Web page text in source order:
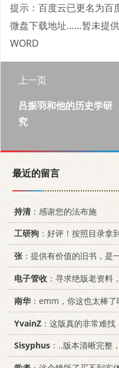
提示：百度云已更名为百
微盘下载地址……暂未提供
WORD
上一页
吕振羽和他的历史学研
究
最近的留言
持清：感谢您的法布施
工研狗 ：好评！按照目录拿
张：提供有价值的旧书，是
电子管收 ：寻求绝版老资料
南华：emm，你这也太棒了
YvainZ ：这版真的非常难找
Sisyphus ：..版本清晰完整，